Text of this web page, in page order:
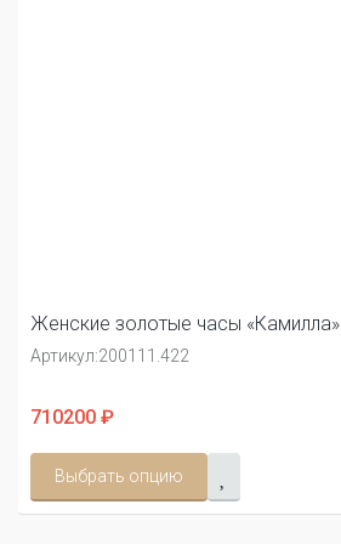
Женские золотые часы «Камилла»
Артикул:200111.422
710200 ₽
Выбрать опцию